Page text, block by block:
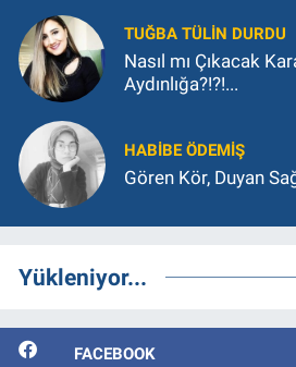
TUĞBA TÜLIN DURDU
Nasıl mı Çıkacak
Aydınlığa?!?!...
HABIBE ÖDEMIŞ
Gören Kör, Duyan
Yükleniyor...
FACEBOOK